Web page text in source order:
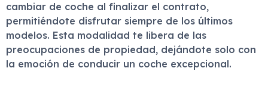
cambiar de coche al finalizar el contrato,
permitiéndote disfrutar siempre de los últimos
modelos. Esta modalidad te libera de las
preocupaciones de propiedad, dejándote solo con
la emoción de conducir un coche excepcional.